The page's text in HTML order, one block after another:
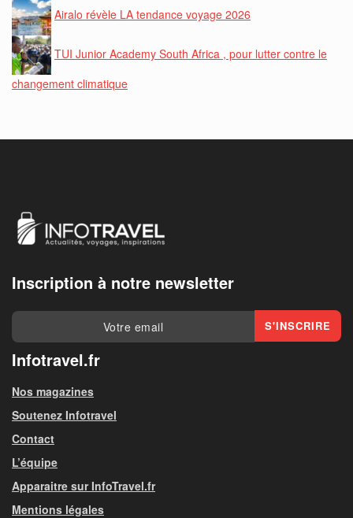
Airalo révèle LA tendance voyage 2026
TUI Junior Academy South Africa , pour lutter contre le
changement climatique
Inscription à notre newsletter
Infotravel.fr
Nos magazines
Soutenez Infotravel
Contact
L’équipe
Apparaitre sur InfoTravel.fr
Mentions légales